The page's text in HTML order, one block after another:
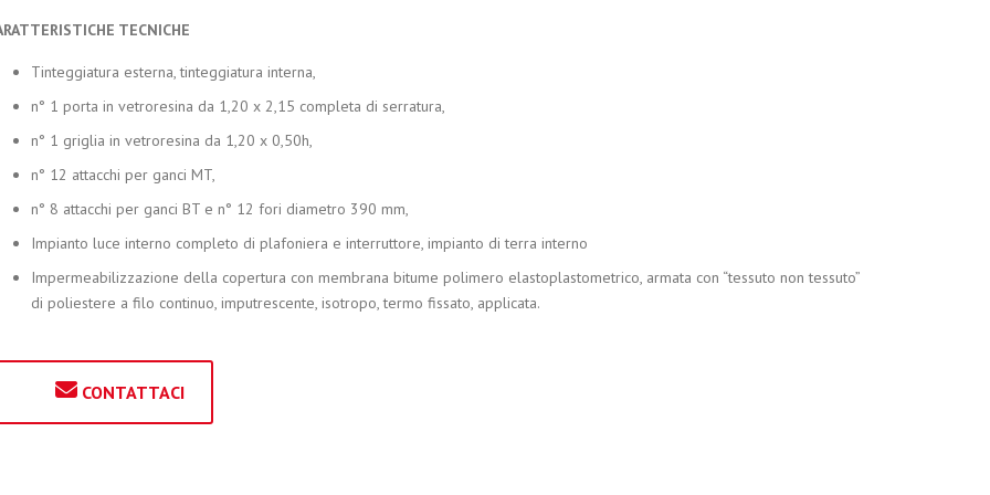
TECNICHE
Tinteggiatura esterna, tinteggiatura interna,
n° 1 porta in vetroresina da 1,20 x 2,15 completa di serratura,
n° 1 griglia in vetroresina da 1,20 x 0,50h,
n° 12 attacchi per ganci MT,
n° 8 attacchi per ganci BT e n° 12 fori diametro 390 mm,
Impianto luce interno completo di plafoniera e interruttore, impianto di terra interno
Impermeabilizzazione della copertura con membrana bitume polimero elastoplastometrico, armata con “tessuto non tessuto”
di poliestere a filo continuo, imputrescente, isotropo, termo fissato, applicata.
CONTATTACI